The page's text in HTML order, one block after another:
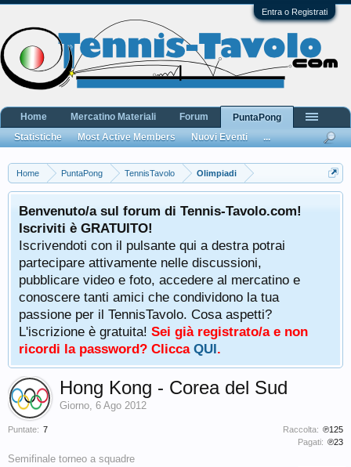
Entra o Registrati
Home PuntaPong TennisTavolo Olimpiadi
Benvenuto/a sul forum di Tennis-Tavolo.com!
Iscriviti è GRATUITO!
Iscrivendoti con il pulsante qui a destra potrai
partecipare attivamente nelle discussioni,
pubblicare video e foto, accedere al mercatino e
conoscere tanti amici che condividono la tua
passione per il TennisTavolo. Cosa aspetti?
L'iscrizione è gratuita! Sei già registrato/a e non
ricordi la password? Clicca QUI.
Puntate: 7 Raccolta: ℗125
Pagati: ℗23
Hong Kong - Corea del Sud
Giorno, 6 Ago 2012
Semifinale torneo a squadre
Home Mercatino Materiali Forum
PuntaPong
Statistiche
Most Active Members Nuovi Eventi ...